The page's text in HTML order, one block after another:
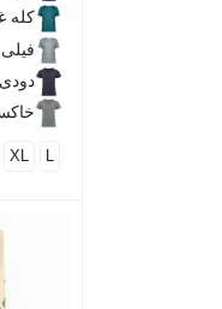
کله
فیلی
دودی
L
XL